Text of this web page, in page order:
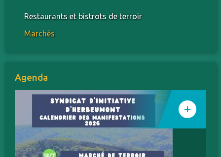
Restaurants et bistrots de terroir
Marchés
Agenda